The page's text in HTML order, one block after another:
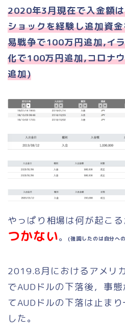
2020年3月現在で入金額
ショックを経験し追加資
易戦争で100万円追加,イ
化で100万円追加,コロナ
追加)
やっぱり相場は何が起こる
つかない。(強調したのは自分へ
2019.8月におけるアメリ
でAUDドルの下落後，事
てAUDドルの下落は止ま
した。